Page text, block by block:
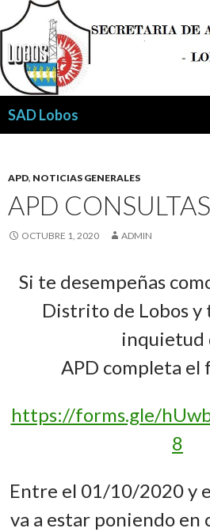
SAD Lobos
APD, NOTICIAS GENERALES
APD CONSULTAS
OCTUBRE 1, 2020 ADMIN
Si te desempeñas
Distrito de Lobos y
inquietud
APD completa el
https://forms.gle/
8
Entre el 01/10/2020 y
va a estar poniendo en